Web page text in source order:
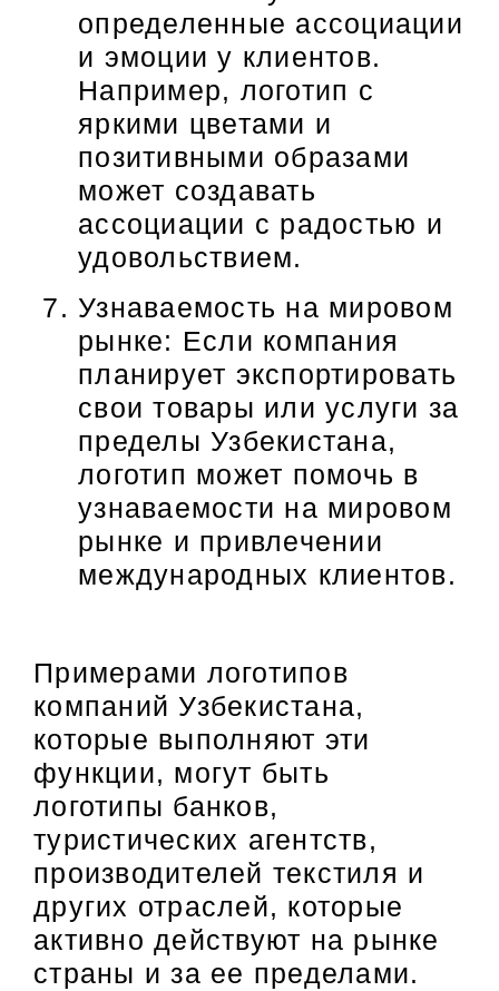
определенные ассоциации
и эмоции у клиентов.
Например, логотип с
яркими цветами и
позитивными образами
может создавать
ассоциации с радостью и
удовольствием.
Узнаваемость на мировом
рынке: Если компания
планирует экспортировать
свои товары или услуги за
пределы Узбекистана,
логотип может помочь в
узнаваемости на мировом
рынке и привлечении
международных клиентов.
Примерами логотипов
компаний Узбекистана,
которые выполняют эти
функции, могут быть
логотипы банков,
туристических агентств,
производителей текстиля и
других отраслей, которые
активно действуют на рынке
страны и за ее пределами.